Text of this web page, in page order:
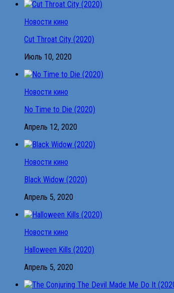
Новости кино
Cut Throat City (2020)
Июль 10, 2020
Новости кино
No Time to Die (2020)
Апрель 12, 2020
Новости кино
Black Widow (2020)
Апрель 5, 2020
Новости кино
Halloween Kills (2020)
Апрель 5, 2020